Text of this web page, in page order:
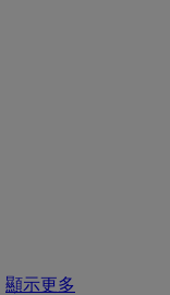
顯示更多